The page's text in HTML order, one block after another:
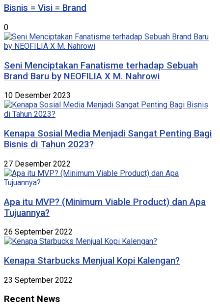
Bisnis = Visi = Brand
0
Seni Menciptakan Fanatisme terhadap Sebuah
Brand Baru by NEOFILIA X M. Nahrowi
10 Desember 2023
Kenapa Sosial Media Menjadi Sangat Penting Bagi
Bisnis di Tahun 2023?
27 Desember 2022
Apa itu MVP? (Minimum Viable Product) dan Apa
Tujuannya?
26 September 2022
Kenapa Starbucks Menjual Kopi Kalengan?
23 September 2022
Recent News